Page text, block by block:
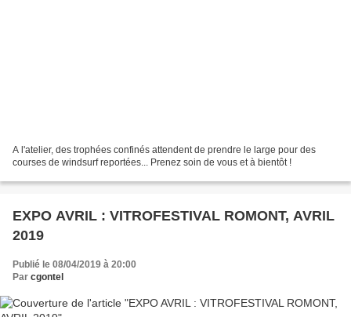
A l'atelier, des trophées confinés attendent de prendre le large pour des
courses de windsurf reportées... Prenez soin de vous et à bientôt !
EXPO AVRIL : VITROFESTIVAL ROMONT, AVRIL
2019
Publié le 08/04/2019 à 20:00
Par cgontel